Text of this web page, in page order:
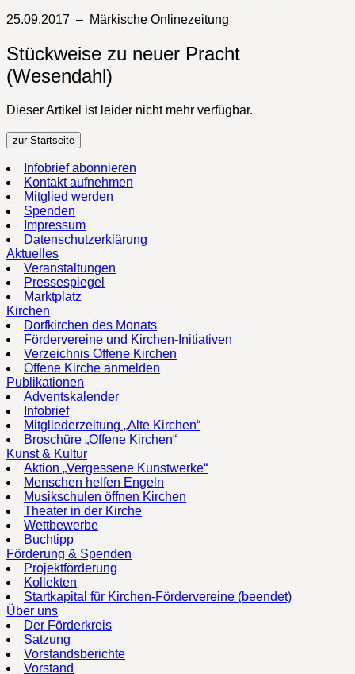
25.09.2017 – Märkische Onlinezeitung
Stückweise zu neuer Pracht
(Wesendahl)
Dieser Artikel ist leider nicht mehr verfügbar.
zur Startseite
Infobrief abonnieren
Kontakt aufnehmen
Mitglied werden
Spenden
Impressum
Datenschutzerklärung
Aktuelles
Veranstaltungen
Pressespiegel
Marktplatz
Kirchen
Dorfkirchen des Monats
Fördervereine und Kirchen-Initiativen
Verzeichnis Offene Kirchen
Offene Kirche anmelden
Publikationen
Adventskalender
Infobrief
Mitgliederzeitung „Alte Kirchen“
Broschüre „Offene Kirchen“
Kunst & Kultur
Aktion „Vergessene Kunstwerke“
Menschen helfen Engeln
Musikschulen öffnen Kirchen
Theater in der Kirche
Wettbewerbe
Buchtipp
Förderung & Spenden
Projektförderung
Kollekten
Startkapital für Kirchen-Fördervereine (beendet)
Über uns
Der Förderkreis
Satzung
Vorstandsberichte
Vorstand